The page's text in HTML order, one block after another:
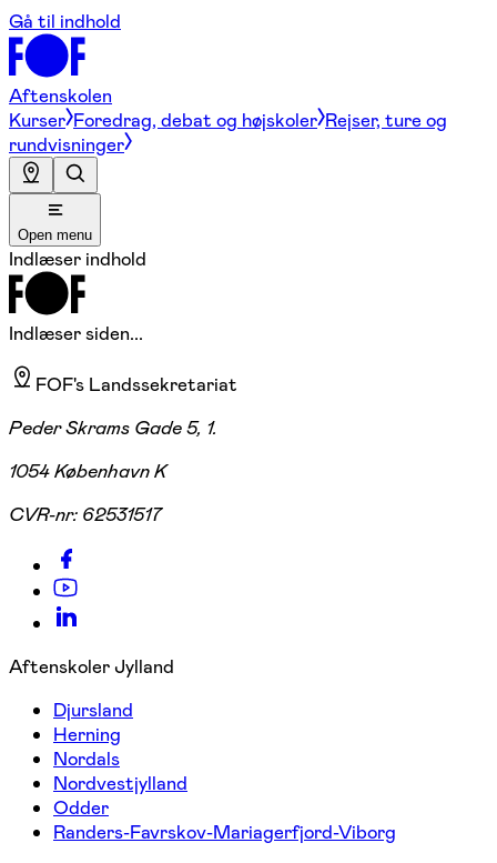
Gå til indhold
Aftenskolen
Kurser Foredrag, debat og højskoler Rejser, ture og
rundvisninger
Open menu
Indlæser indhold
Indlæser siden...
FOF's Landssekretariat
Peder Skrams Gade 5, 1.
1054 København K
CVR-nr: 62531517
Aftenskoler Jylland
Djursland
Herning
Nordals
Nordvestjylland
Odder
Randers-Favrskov-Mariagerfjord-Viborg